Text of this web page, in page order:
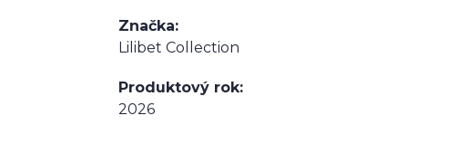
Značka
Lilibet Collection
Produktový rok
2026